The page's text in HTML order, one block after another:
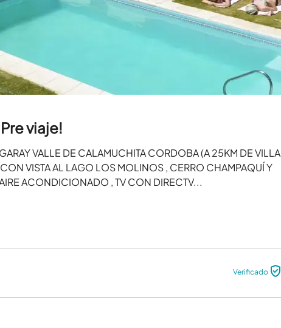
viaje!
VALLE DE CALAMUCHITA CORDOBA (A 25KM DE VILLA
VISTA AL LAGO LOS MOLINOS , CERRO CHAMPAQUÍ Y
ACONDICIONADO , TV CON DIRECTV...
Verificado